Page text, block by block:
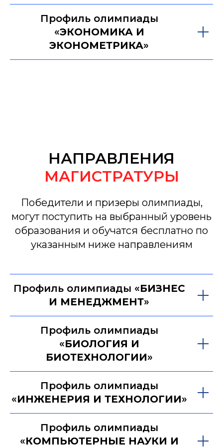
Профиль олимпиады
«ЭКОНОМИКА И
ЭКОНОМЕТРИКА»
НАПРАВЛЕНИЯ
МАГИСТРАТУРЫ
Победители и призеры олимпиады,
могут поступить на выбранный уровень
образования и обучатся бесплатно по
указанным ниже направлениям
Профиль олимпиады «БИЗНЕС
И МЕНЕДЖМЕНТ»
Профиль олимпиады
«БИОЛОГИЯ И
БИОТЕХНОЛОГИИ»
Профиль олимпиады
«ИНЖЕНЕРИЯ И ТЕХНОЛОГИИ»
Профиль олимпиады
«КОМПЬЮТЕРНЫЕ НАУКИ И